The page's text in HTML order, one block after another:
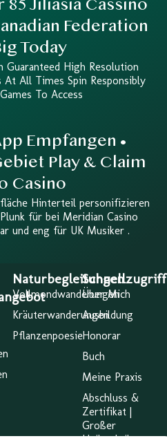
Jiliasia Cassino
Federation
Today
Guaranteed High Resolution
All Times Spin Responsibly
To Access
Empfangen •
Play & Claim
Casino
Hinterteil personifizieren
für bei Meridian Casino
und eng für UK Musiker .
Naturbegleitungen
Vollmondwanderungen
Kräuterwanderungen
Pflanzenpoesie
Über Mich
Ausbildung
Honorar
Buch
Meine Praxis
Abschluss &
Zertifikat |
Großer
Heilpraktiker